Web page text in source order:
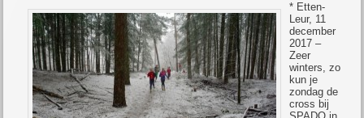
* Etten-
Leur, 11
december
2017 –
Zeer
winters, zo
kun je
zondag de
cross bij